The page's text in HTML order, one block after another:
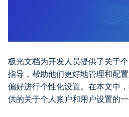
极光文档为开发人员提供了关于
指导，帮助他们更好地管理和配
偏好进行个性化设置。在本文中
供的关于个人账户和用户设置的一